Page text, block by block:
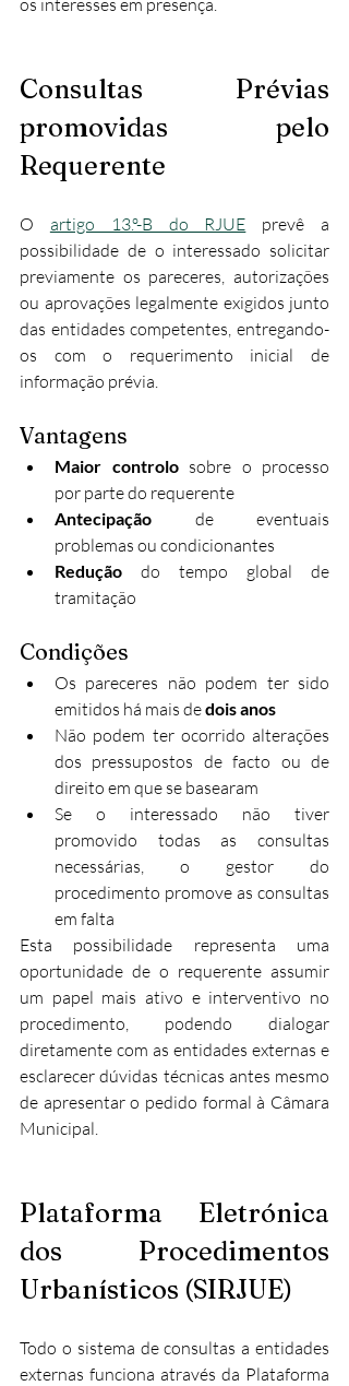
os interesses em presença.​
Consultas Prévias
promovidas pelo
Requerente
O artigo 13.º-B do RJUE prevê a
possibilidade de o interessado solicitar
previamente os pareceres, autorizações
ou aprovações legalmente exigidos junto
das entidades competentes, entregando-
os com o requerimento inicial de
informação prévia.​
Vantagens
Maior controlo sobre o processo
por parte do requerente
Antecipação de eventuais
problemas ou condicionantes
Redução do tempo global de
tramitação
Condições
Os pareceres não podem ter sido
emitidos há mais de dois anos
Não podem ter ocorrido alterações
dos pressupostos de facto ou de
direito em que se basearam
Se o interessado não tiver
promovido todas as consultas
necessárias, o gestor do
procedimento promove as consultas
em falta​
Esta possibilidade representa uma
oportunidade de o requerente assumir
um papel mais ativo e interventivo no
procedimento, podendo dialogar
diretamente com as entidades externas e
esclarecer dúvidas técnicas antes mesmo
de apresentar o pedido formal à Câmara
Municipal.
Plataforma Eletrónica
dos Procedimentos
Urbanísticos (SIRJUE)
Todo o sistema de consultas a entidades
externas funciona através da Plataforma